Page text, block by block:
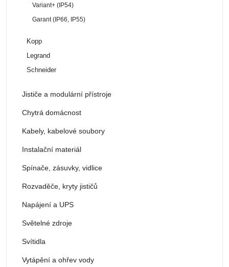
Variant+ (IP54)
Garant (IP66, IP55)
Kopp
Legrand
Schneider
Jističe a modulární přístroje
Chytrá domácnost
Kabely, kabelové soubory
Instalační materiál
Spínače, zásuvky, vidlice
Rozvaděče, kryty jističů
Napájení a UPS
Světelné zdroje
Svítidla
Vytápění a ohřev vody